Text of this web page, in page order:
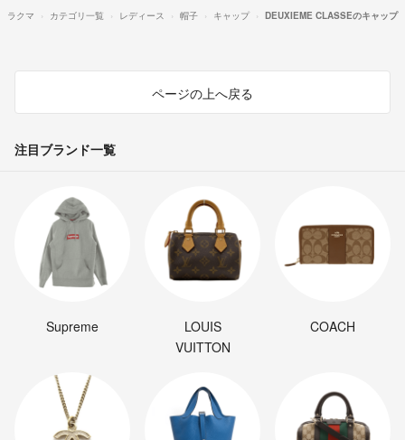
ラクマ
カテゴリ一覧 レディース 帽子 キャップ DEUXIEME CLASSEのキャップ
ページの上へ戻る
注目ブランド一覧
Supreme
LOUIS
VUITTON
COACH